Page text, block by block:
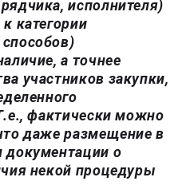
исполнителя)
категории
а точнее
участников закупки,
фактически можно
даже размещение в
о
некой процедуры